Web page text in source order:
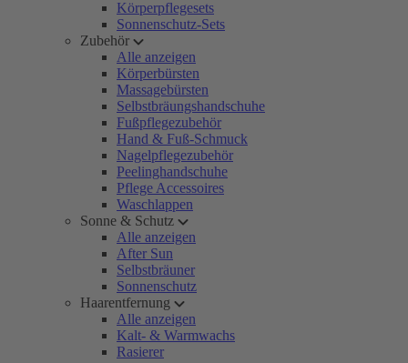
Körperpflegesets
Sonnenschutz-Sets
Zubehör
Alle anzeigen
Körperbürsten
Massagebürsten
Selbstbräungshandschuhe
Fußpflegezubehör
Hand & Fuß-Schmuck
Nagelpflegezubehör
Peelinghandschuhe
Pflege Accessoires
Waschlappen
Sonne & Schutz
Alle anzeigen
After Sun
Selbstbräuner
Sonnenschutz
Haarentfernung
Alle anzeigen
Kalt- & Warmwachs
Rasierer